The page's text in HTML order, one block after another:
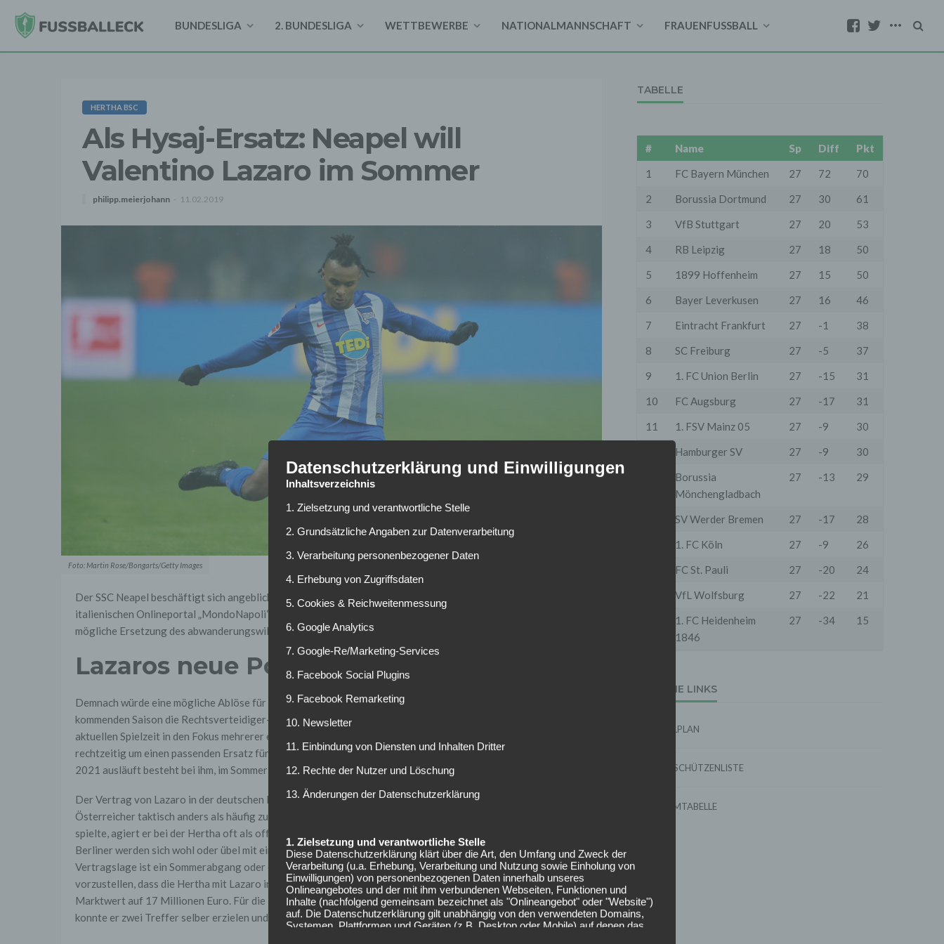
BUNDESLIGA 2. BUNDESLIGA WETTBEWERBE NATIONALMANNSCHAFT FRAUENFUSSBALL
HERTHA BSC
Als Hysaj-Ersatz: Neapel will
Valentino Lazaro im Sommer
philipp.meierjohann 11.02.2019
Foto: Martin Rose/Bongarts/Getty Images
Der SSC Neapel beschäftigt sich angeblich mit einer Verpflichtung des Herthaners Valentino Lazaro. Laut dem
italienischen Onlineportal „MondoNapoli“ sollen die Neapolitaner Lazaro als Wunschkandidat für eine
mögliche Ersetzung des abwanderungswilligen Elseid Hysaj auserkoren haben.
Lazaros neue Position
Demnach würde eine mögliche Ablöse für den Österreicher bei 20 Millionen Euro liegen. Lazaro könnte in der
kommenden Saison die Rechtsverteidiger-Position von Elseid Hysaj einnehmen. Dieser soll bereits vor der
aktuellen Spielzeit in den Fokus mehrerer englischer Top-Klubs geraten sein. Deshalb wollen sich die Italiener
rechtzeitig um einen passenden Ersatz für den 25-jährigen Albaner kümmern. Da dessen Vertrag im Sommer
2021 ausläuft besteht bei ihm, im Sommer quasi die letzte Chance auf eine hohe Ablösesumme.
Der Vertrag von Lazaro in der deutschen Hauptstadt endet ebenfalls 2021. Unter Pal Dardai agierte der
Österreicher taktisch anders als häufig zuvor. Während er bei RB Salzburg meist als offensiver Rechtsaußen
spielte, agiert er bei der Hertha oft als offensiver Flügelverteidiger. Diese Rolle spielt auch Hysaj bei SSC. Die
Berliner werden sich wohl oder übel mit einem Wechsel im Sommer auseinandersetzen müssen. Aufgrund der
Vertragslage ist ein Sommerabgang oder eine Vertragsverlängerung nach der Saison quasi Pflicht. Kaum
vorzustellen, dass die Hertha mit Lazaro ins Ungewisse hineingeht. „Transfermarkt.de“ beziffert seinen
Marktwert auf 17 Millionen Euro. Für die Berliner kommt er in dieser Saison auf 23 Pflichtspiele. In diesen
konnte er zwei Treffer selber erzielen und vier weitere vorlegen.
TABELLE
# Name Sp Diff
Pkt
1
FC Bayern München 27 72
70
2
Borussia Dortmund 27 30
61
3
VfB Stuttgart 27 20
53
4
RB Leipzig 27 18
50
5
1899 Hoffenheim 27 15
50
6
Bayer Leverkusen 27 16
46
7
Eintracht Frankfurt 27 -1
38
8
SC Freiburg 27 -5
37
9
1. FC Union Berlin 27 -15
31
10
FC Augsburg 27 -17
31
11
1. FSV Mainz 05 27 -9
30
Hamburger SV 27 -9
30
Borussia
Mönchengladbach
27 -13 29
SV Werder Bremen 27 -17
28
1. FC Köln 27 -9
26
FC St. Pauli 27 -20
24
VfL Wolfsburg 27 -22
21
1. FC Heidenheim
1846
27 -34 15
EXTERNE LINKS
SPIELPLAN
TORSCHÜTZENLISTE
FORMTABELLE
Datenschutzerklärung und Einwilligungen
Inhaltsverzeichnis
1. Zielsetzung und verantwortliche Stelle
2. Grundsätzliche Angaben zur Datenverarbeitung
3. Verarbeitung personenbezogener Daten
4. Erhebung von Zugriffsdaten
5. Cookies & Reichweitenmessung
6. Google Analytics
7. Google-Re/Marketing-Services
8. Facebook Social Plugins
9. Facebook Remarketing
10. Newsletter
11. Einbindung von Diensten und Inhalten Dritter
12. Rechte der Nutzer und Löschung
13. Änderungen der Datenschutzerklärung
1. Zielsetzung und verantwortliche Stelle
Diese Datenschutzerklärung klärt über die Art, den Umfang und Zweck der
Verarbeitung (u.a. Erhebung, Verarbeitung und Nutzung sowie Einholung von
Einwilligungen) von personenbezogenen Daten innerhalb unseres
Onlineangebotes und der mit ihm verbundenen Webseiten, Funktionen und
Inhalte (nachfolgend gemeinsam bezeichnet als "Onlineangebot" oder "Website")
auf. Die Datenschutzerklärung gilt unabhängig von den verwendeten Domains,
Systemen, Plattformen und Geräten (z.B. Desktop oder Mobile) auf denen das